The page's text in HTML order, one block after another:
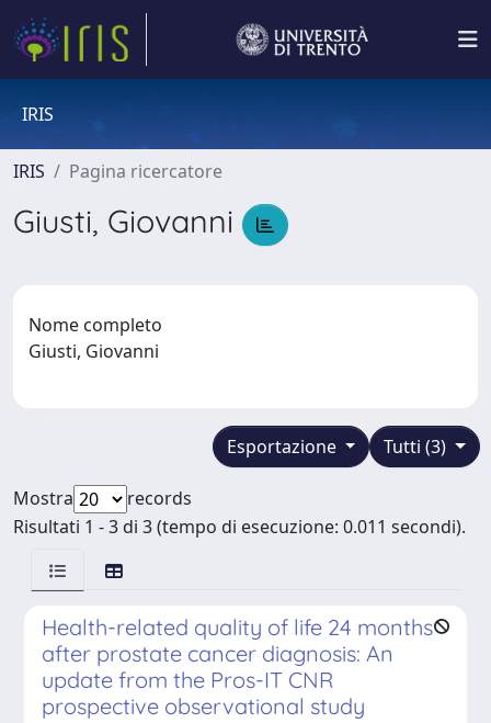
IRIS
IRIS Pagina ricercatore
Giusti, Giovanni
Nome completo
Giusti, Giovanni
Tutti (3)
Esportazione
Mostra
records
Risultati 1 - 3 di 3 (tempo di esecuzione: 0.011 secondi).
Health-related quality of life 24 months
after prostate cancer diagnosis: An
update from the Pros-IT CNR
prospective observational study